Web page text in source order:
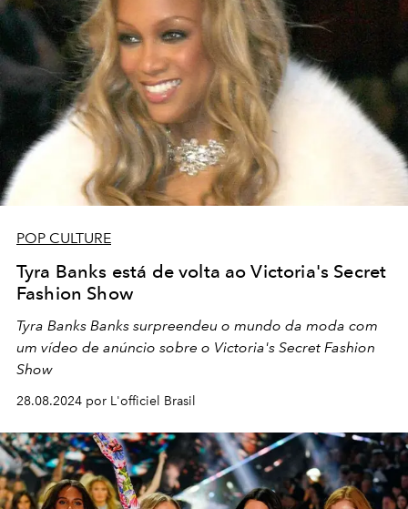
POP CULTURE
Tyra Banks está de volta ao Victoria's Secret
Fashion Show
Tyra Banks Banks surpreendeu o mundo da moda com
um vídeo de anúncio sobre o Victoria's Secret Fashion
Show
28.08.2024 por L'officiel Brasil